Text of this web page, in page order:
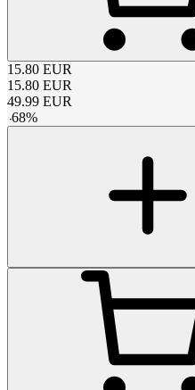
15.80 EUR
15.80 EUR
49.99 EUR
-68%